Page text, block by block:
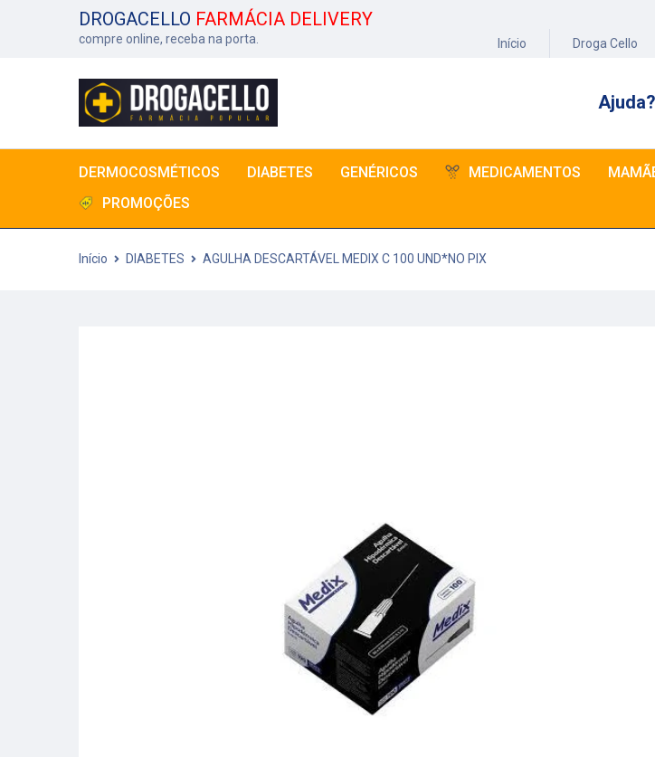
DROGACELLO FARMÁCIA DELIVERY
compre online, receba na porta. Início Droga Cello
Ajuda?
DERMOCOSMÉTICOS DIABETES GENÉRICOS MEDICAMENTOS
PROMOÇÕES
Início DIABETES AGULHA DESCARTÁVEL MEDIX C 100 UND*NO PIX